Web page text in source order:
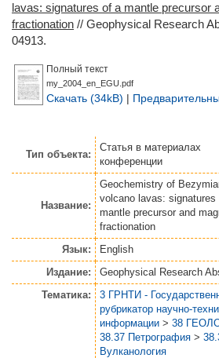
lavas: signatures of a mantle precursor
fractionation // Geophysical Research
04913.
Полный текст
my_2004_en_EGU.pdf
Скачать (34kB) |
Тип объекта:
Статья в материалах
конференции
Название:
Geochemistry of
volcano lavas: signatures
mantle precursor and
fractionation
Язык:
English
Издание:
Geophysical Research
Тематика:
3 ГРНТИ -
рубрикатор научно-
информации > 38
38.37 Петрография >
Вулканология